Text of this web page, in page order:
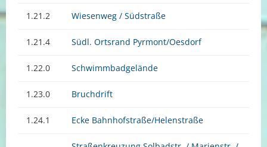
1.21.2 Wiesenweg / Südstraße
1.21.4 Südl. Ortsrand Pyrmont/Oesdorf
1.22.0 Schwimmbadgelände
1.23.0 Bruchdrift
1.24.1 Ecke Bahnhofstraße/Helenstraße